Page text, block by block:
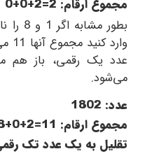
مجموع ارقام: 0+0+2=2
بطور مشابه اگر 1 و8 را
وارد کنید مجموع آنها 11
عدد یک رقمی، باز هم
می‌شود.
عدد: 1802
مجموع ارقام:
تقلیل به یک عدد تک